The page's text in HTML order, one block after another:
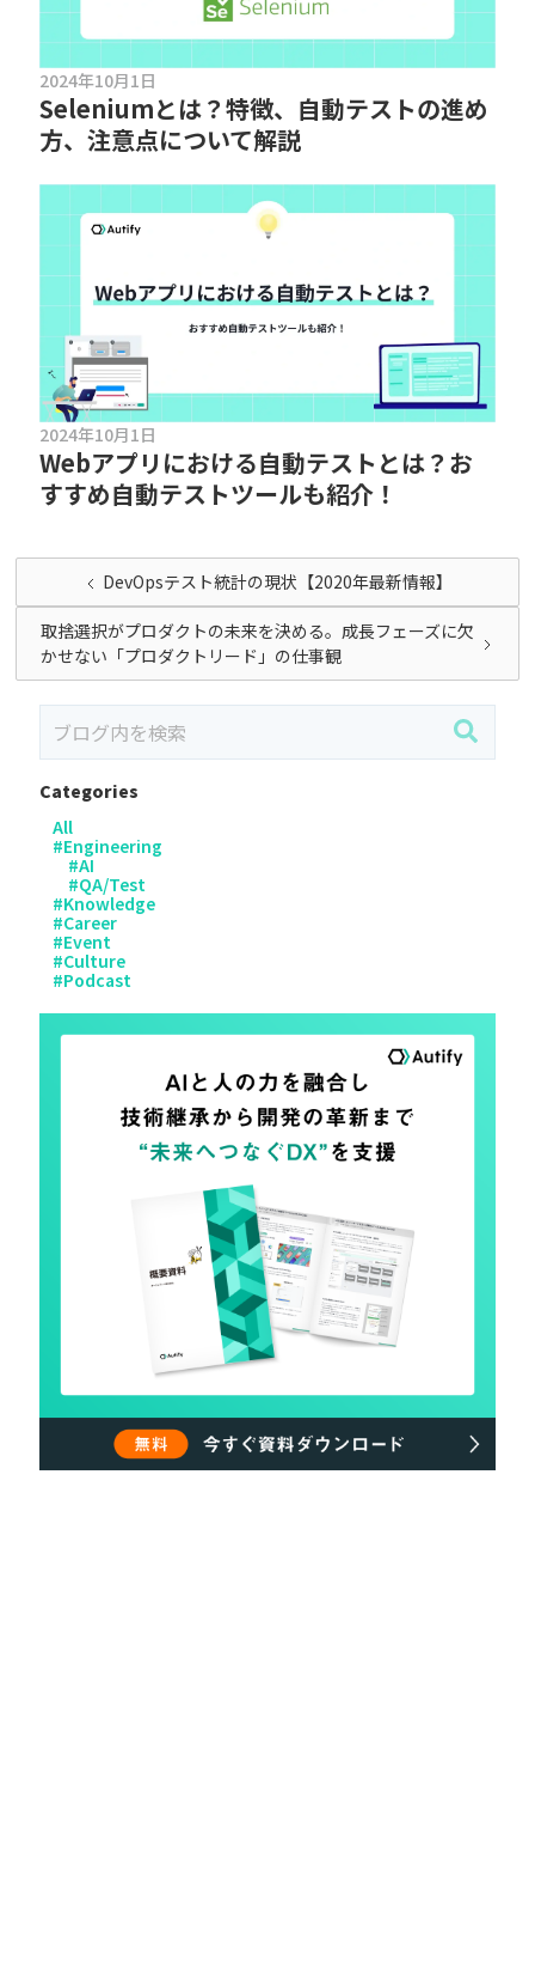
2024年10月1日
Seleniumとは？特徴、自動テストの進め
方、注意点について解説
2024年10月1日
Webアプリにおける自動テストとは？お
すすめ自動テストツールも紹介！
DevOpsテスト統計の現状【2020年最新情報】
取捨選択がプロダクトの未来を決める。成長フェーズに欠
かせない「プロダクトリード」の仕事観
Categories
All
#Engineering
#AI
#QA/Test
#Knowledge
#Career
#Event
#Culture
#Podcast